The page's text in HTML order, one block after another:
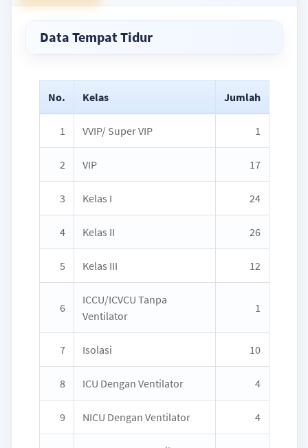
Data Tempat Tidur
No. Kelas Jumlah
1 VVIP/ Super VIP 1
2 VIP 17
3 Kelas I 24
4 Kelas II 26
5 Kelas III 12
6
ICCU/ICVCU Tanpa
Ventilator
1
7 Isolasi 10
8 ICU Dengan Ventilator 4
9 NICU Dengan Ventilator 4